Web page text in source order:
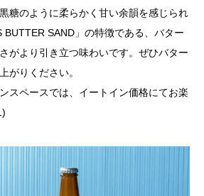
糖のように柔らかく甘い余韻を感じられ
BUTTER SAND」の特徴である、バター
がより引き立つ味わいです。ぜひバター
がりください。
スペースでは、イートイン価格にてお楽